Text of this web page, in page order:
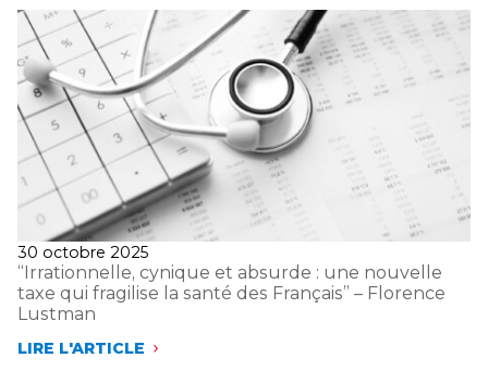
D’ÉVITER
UNE
CATASTROPHE
INDUSTRIELLE !”
FLORENCE
LUSTMAN
Publié
le
30 octobre 2025
“Irrationnelle, cynique et absurde : une nouvelle
taxe qui fragilise la santé des Français” – Florence
Lustman
LIRE L'ARTICLE
“IRRATIONNELLE,